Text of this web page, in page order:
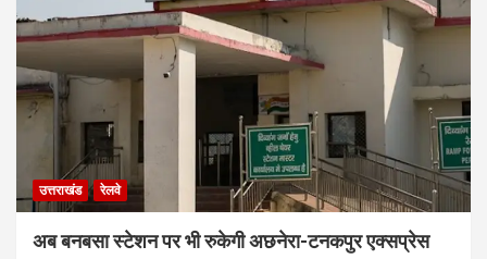
उत्तराखंड रेलवे
अब बनबसा स्टेशन पर भी रुकेगी अछनेरा-टनकपुर एक्सप्रेस